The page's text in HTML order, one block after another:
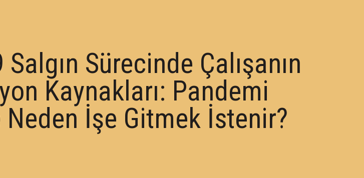
Sürecinde Çalışanın
Kaynakları: Pandemi
Neden İşe Gitmek İstenir?